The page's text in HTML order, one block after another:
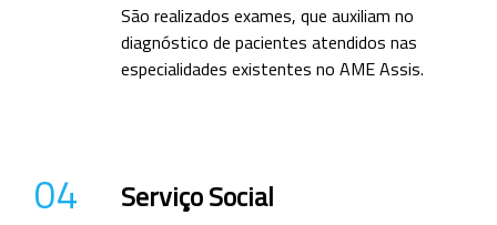
São realizados exames, que auxiliam no
diagnóstico de pacientes atendidos nas
especialidades existentes no AME Assis.
04 Serviço Social